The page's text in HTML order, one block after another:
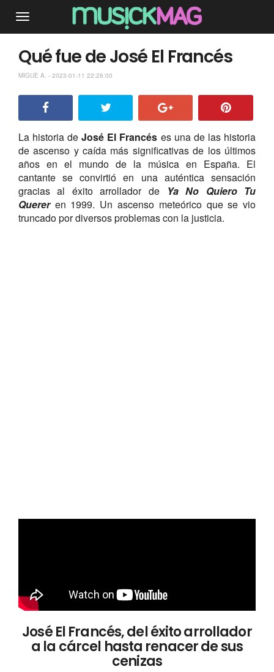
Qué fue de José El Francés
MIGUE A. - 2023-01-11 22:26:00
La historia deJosé El Francés es una de las historia
de ascenso y caída más significativas de los últimos
años en el mundo de la música en España. El
cantante se convirtió en una auténtica sensación
gracias al éxito arrollador de
YaNo Quiero Tu
Querer en 1999. Un ascenso meteórico que se vio
truncado por diversos problemas con la justicia.
José El Francés, del éxito arrollador
a la cárcel hasta renacer de sus
cenizas